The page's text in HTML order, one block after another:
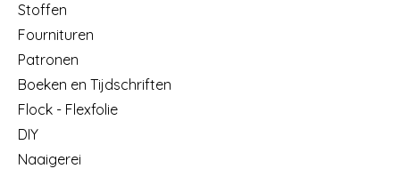
Stoffen
Fournituren
Patronen
Boeken en Tijdschriften
Flock - Flexfolie
DIY
Naaigerei